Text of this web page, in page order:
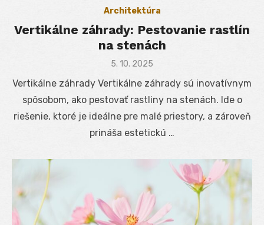
Architektúra
Vertikálne záhrady: Pestovanie rastlín
na stenách
Posted
5. 10. 2025
Vertikálne záhrady Vertikálne záhrady sú inovatívnym
spôsobom, ako pestovať rastliny na stenách. Ide o
riešenie, ktoré je ideálne pre malé priestory, a zároveň
prináša estetickú …